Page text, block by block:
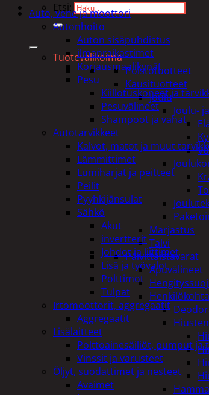
Etsi:
Tuotevalikoima
Poistotuotteet
Kausituotteet
Joulu
Joulu-
Marjastus
Talvi
Päivittäistavarat
Apuvälineet
Auto, vene ja moottori
Autonhoito
Auton sisäpuhdistus
ilmanraikastimet
Korjausmaalikynät
Pesu
Kiillotuskoneet ja
Pesuvälineet
Shampoot ja vahat
Autotarvikkeet
Kalvot, matot ja muut
Lämmittimet
Lumiharjat ja peitteet
Peilit
Pyyhkijänsulat
Sähkö
Akut
invertterit
Johdot ja liittimet
Lisä ja työvalot
Polttimot
Tulpat
Irtomoottorit, aggregaatit
Aggregaatit
Lisälaitteet
Polttoainesäiliöt, pumput ja
Vinssit ja varusteet
Öljyt, suodattimet ja nesteet
Avaimet